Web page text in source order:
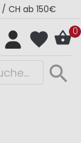
CH ab 150€
0